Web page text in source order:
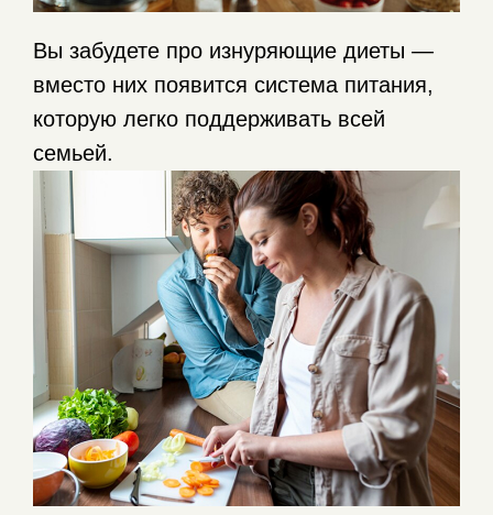
Вы забудете про изнуряющие диеты —
вместо них появится система питания,
которую легко поддерживать всей
семьей.